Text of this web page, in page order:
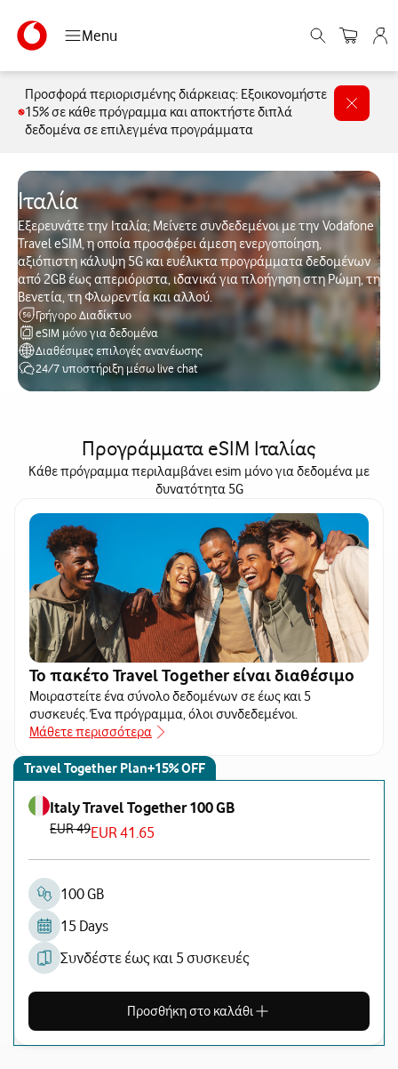
Menu
Προσφορά περιορισμένης διάρκειας: Εξοικονομήστε
15% σε κάθε πρόγραμμα και αποκτήστε διπλά
δεδομένα σε επιλεγμένα προγράμματα
Ιταλία
Εξερευνάτε την Ιταλία; Μείνετε συνδεδεμένοι με την Vodafone
Travel eSIM, η οποία προσφέρει άμεση ενεργοποίηση,
αξιόπιστη κάλυψη 5G και ευέλικτα προγράμματα δεδομένων
από 2GB έως απεριόριστα, ιδανικά για πλοήγηση στη Ρώμη, τη
Βενετία, τη Φλωρεντία και αλλού.
Γρήγορο Διαδίκτυο
eSIM μόνο για δεδομένα
Διαθέσιμες επιλογές ανανέωσης
24/7 υποστήριξη μέσω live chat
Προγράμματα eSIM Ιταλίας
Κάθε πρόγραμμα περιλαμβάνει esim μόνο για δεδομένα με
δυνατότητα 5G
Το πακέτο Travel Together είναι διαθέσιμο
Μοιραστείτε ένα σύνολο δεδομένων σε έως και 5
συσκευές. Ένα πρόγραμμα, όλοι συνδεδεμένοι.
Μάθετε περισσότερα
Travel Together Plan+15% OFF
Italy Travel Together 100 GB
EUR 49EUR 41.65
100 GB
15 Days
Συνδέστε έως και 5 συσκευές
Προσθήκη στο καλάθι